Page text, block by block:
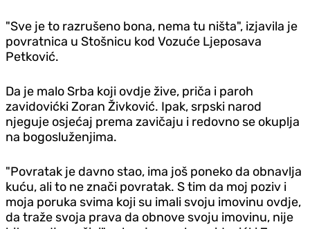
"Sve je to razrušeno bona, nema tu ništa", izjavila je
povratnica u Stošnicu kod Vozuće Ljeposava
Petković.
Da je malo Srba koji ovdje žive, priča i paroh
zavidovićki Zoran Živković. Ipak, srpski narod
njeguje osjećaj prema zavičaju i redovno se okuplja
na bogosluženjima.
"Povratak je davno stao, ima još poneko da obnavlja
kuću, ali to ne znači povratak. S tim da moj poziv i
moja poruka svima koji su imali svoju imovinu ovdje,
da traže svoja prava da obnove svoju imovinu, nije